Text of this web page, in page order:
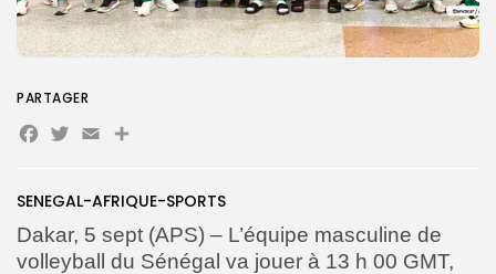
Search
for:
SENEGAL-AFRIQUE-SPORTS
Dakar, 5 sept (APS) – L’équipe masculine de
volleyball du Sénégal va jouer à 13 h 00 GMT,
PARTAGER
Facebook
Twitter
EmailPartager